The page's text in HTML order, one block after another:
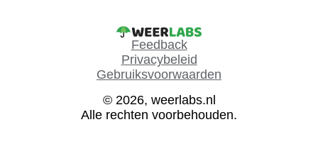
Feedback
Privacybeleid
Gebruiksvoorwaarden
© 2026, weerlabs.nl
Alle rechten voorbehouden.